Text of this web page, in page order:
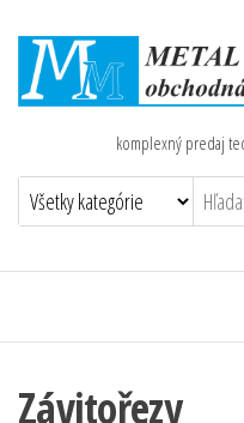
komplexný predaj
Závitořezy